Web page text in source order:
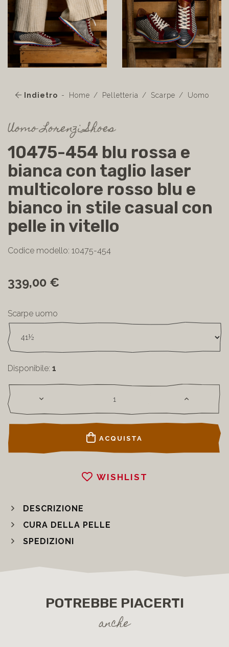
Indietro Home Pelletteria Scarpe Uomo
Uomo Lorenzi Shoes
10475-454 blu rossa e
bianca con taglio laser
multicolore rosso blu e
bianco in stile casual con
pelle in vitello
Codice modello: 10475-454
339,00 €
Scarpe uomo
Disponibile: 1
ACQUISTA
WISHLIST
DESCRIZIONE
CURA DELLA PELLE
SPEDIZIONI
POTREBBE PIACERTI
anche